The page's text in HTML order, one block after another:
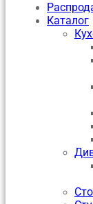
Каталог